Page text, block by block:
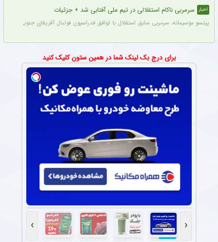
اخبار سرمربی ناکام استقلالی در تیم ملی آفتابی شد + جزئیات
پیتسو موسیمانه، سرمربی سابق استقلال با توافق فدراسیون فوتبال آفریقای جنوبی
برای درج بک لینک شما در همین ستون کلیک کنید
‹
›